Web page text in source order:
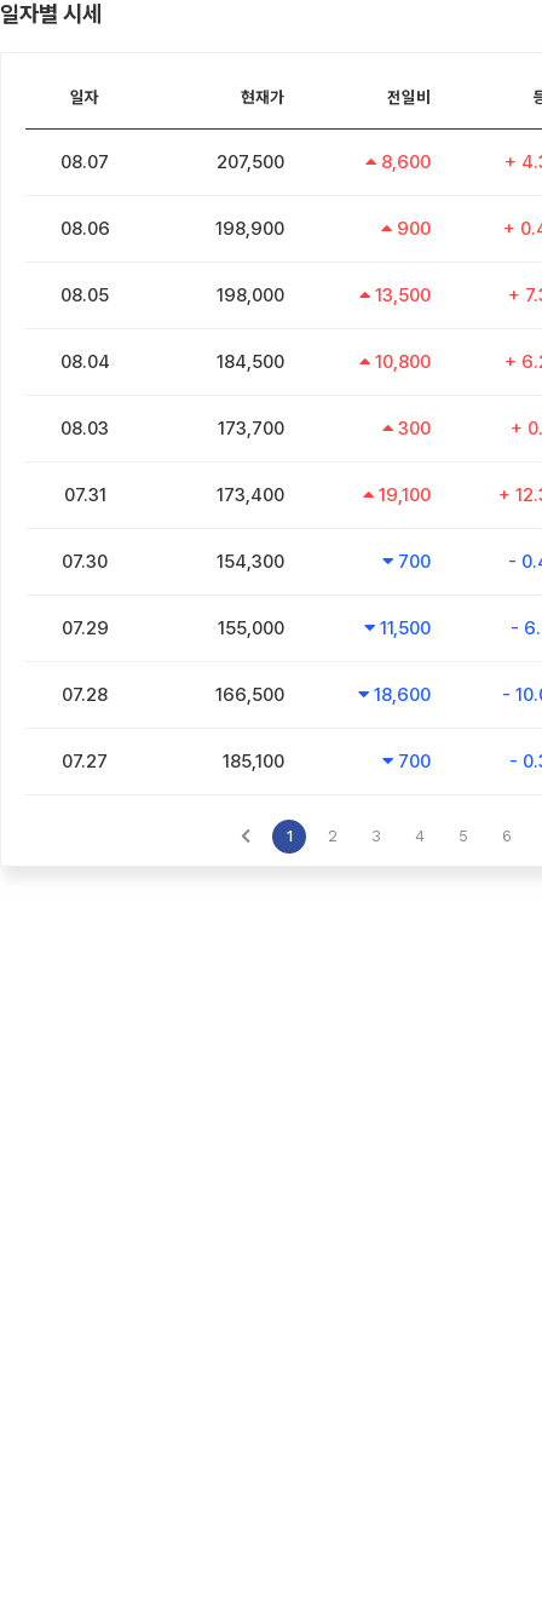
일자별 시세
일자 현재가 전일비
08.07 207,500 8,600 +
08.06 198,900 900 +
08.05 198,000 13,500 +
08.04 184,500 10,800 +
08.03 173,700 300 +
07.31 173,400 19,100 +
07.30 154,300 700 -
07.29 155,000 11,500 -
07.28 166,500 18,600 -
07.27 185,100 700 -
1 2 3 4 5 6